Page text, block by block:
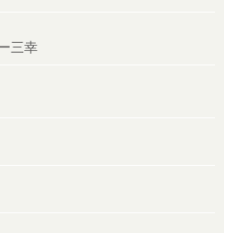
三幸